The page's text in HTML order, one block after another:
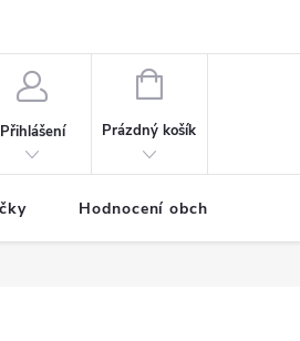
Přihlášení
NÁKUPNÍ
Prázdný košík
Hodnocení obchodu